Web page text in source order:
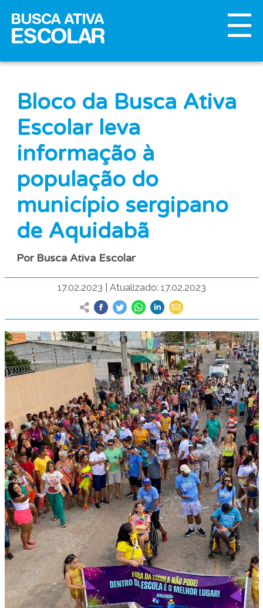
Bloco da Busca Ativa
Escolar leva
informação à
população do
município sergipano
de Aquidabã
Por Busca Ativa Escolar
17.02.2023 Atualizado: 17.02.2023